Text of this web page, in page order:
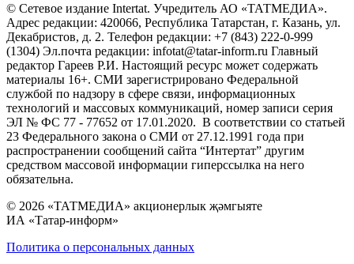
© Сетевое издание Intertat. Учредитель АО «ТАТМЕДИА».
Адрес редакции: 420066, Республика Татарстан, г. Казань, ул.
Декабристов, д. 2. Телефон редакции: +7 (843) 222-0-999
(1304) Эл.почта редакции: infotat@tatar-inform.ru Главный
редактор Гареев Р.И. Настоящий ресурс может содержать
материалы 16+. СМИ зарегистрировано Федеральной
службой по надзору в сфере связи, информационных
технологий и массовых коммуникаций, номер записи серия
ЭЛ № ФС 77 - 77652 от 17.01.2020. В соответствии со статьей
23 Федерального закона о СМИ от 27.12.1991 года при
распространении сообщений сайта “Интертат” другим
средством массовой информации гиперссылка на него
обязательна.
© 2026 «ТАТМЕДИА» акционерлык җәмгыяте
ИА «Татар-информ»
Политика о персональных данных